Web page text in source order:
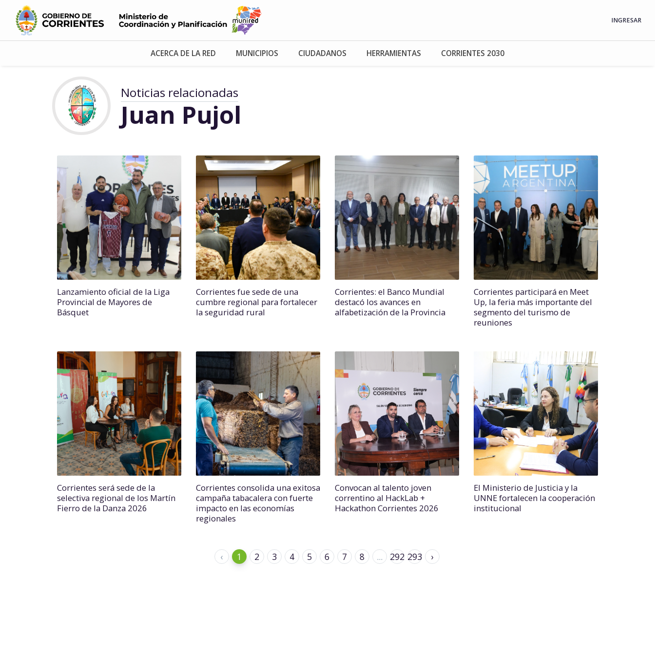
INGRESAR
ACERCA DE LA RED MUNICIPIOS CIUDADANOS HERRAMIENTAS CORRIENTES 2030
Noticias relacionadas
Juan Pujol
Lanzamiento oficial de la Liga
Provincial de Mayores de
Básquet
Corrientes fue sede de una
cumbre regional para fortalecer
la seguridad rural
Corrientes: el Banco Mundial
destacó los avances en
alfabetización de la Provincia
Corrientes participará en Meet
Up, la feria más importante del
segmento del turismo de
reuniones
Corrientes será sede de la
selectiva regional de los Martín
Fierro de la Danza 2026
Corrientes consolida una exitosa
campaña tabacalera con fuerte
impacto en las economías
regionales
Convocan al talento joven
correntino al HackLab +
Hackathon Corrientes 2026
El Ministerio de Justicia y la
UNNE fortalecen la cooperación
institucional
‹ 1 2 3 4 5 6 7 8 ... 292 293 ›